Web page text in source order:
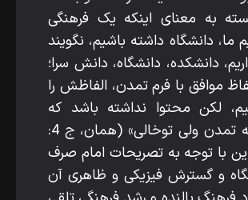
به­ معنای این­که یک فرهنگی
ما، دانشگاه داشته باشیم، نگویند
دانشکده، دانشگاه، دانش سرا؛
موافق با فرم تمدن، الفاظش را
لکن محتوا نداشته باشد که
صورت شبیه تمدن ولی توخالی» (همان، ج 4:
با توجه به تصریحات امام صرف
و گسترش فیزیکی و ظاهری آن